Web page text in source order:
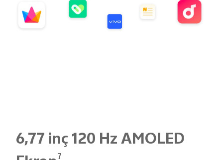
6,77 inç 120 Hz AMOLED
7